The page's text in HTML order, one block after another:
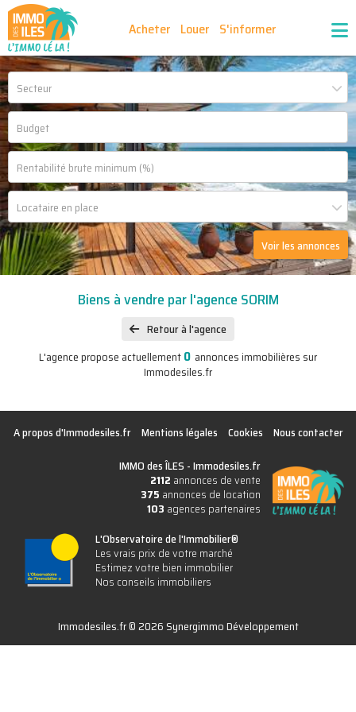
Acheter Louer S'informer
Nos outils Ma sélection d'annonces
Recrutement Partenaires
Secteur
Locataire en place
Voir les annonces
Biens à vendre par l'agence SORIM
Retour à l'agence
L'agence propose actuellement0 annonces immobilières sur
Immodesiles.fr
A propos d'Immodesiles.fr Mentions légales Cookies
Nous contacter
IMMO des ÎLES -Immodesiles.fr
2112 annonces de vente
375 annonces de location
103 agences partenaires
L'Observatoire de l'Immobilier®
Les vrais prix de votre marché
Estimez votre bien immobilier
Nos conseils immobiliers
Immodesiles.fr © 2026 Synergimmo Développement